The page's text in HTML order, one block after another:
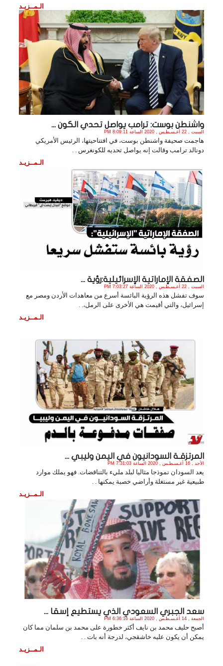
الـمــزيـد
واشنطن بوست: ترامب يواصل تحدي الكون ...
السبت , 22 أغـسـطـس , 2020 الساعة 8:09:11 PM
هاجمت صحيفة واشنطن بوست، في افتتاحيتها، الرئيس الأمريكي
دونالد ترامب وقالت إنه يواصل تحديه للكونغرس . .
الـمــزيـد
الصفقة الإماراتية الإسرائيلية:رؤية ...
السبت , 22 أغـسـطـس , 2020 الساعة 7:03:27 PM
سوف تفشل هذه الرؤية البائسة أسرع من معاهدات الأردن ومصر مع
إسرائيل، والتي أقيمت هي الأخرى على الرمل،. .
الـمــزيـد
المرتزقـة السودانيون في اليمن وليبي ...
الأحد , 16 أغـسـطـس , 2020 الساعة 7:31:03 PM
يعد السودان نموذجا مثاليا لبلد مليء بالتناقضات. فهو يملك موارد
طبيعية غير مستغلة وأراضي خصبة يمكنها . .
الـمــزيـد
سعد الجبري السعودي الذي يستطيع إسقا ...
الجمعة , 14 أغـسـطـس , 2020 الساعة 6:36:16 PM
أصبح حليف محمد بن نايف أكثر خطورة على محمد بن سلمان مما كان
يمكن أن يكون عليه خاشقجي، لدرجة أنه بات . .
الـمــزيـد